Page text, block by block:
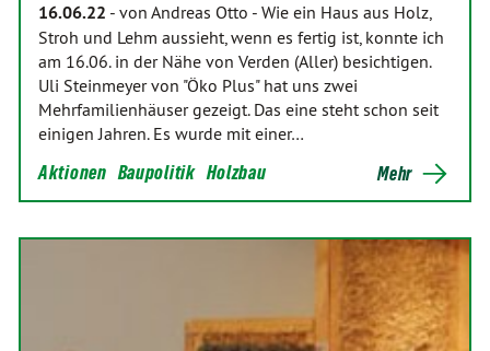
16.06.22 - von Andreas Otto - Wie ein Haus aus Holz,
Stroh und Lehm aussieht, wenn es fertig ist, konnte ich
am 16.06. in der Nähe von Verden (Aller) besichtigen.
Uli Steinmeyer von "Öko Plus" hat uns zwei
Mehrfamilienhäuser gezeigt. Das eine steht schon seit
einigen Jahren. Es wurde mit einer…
Aktionen Baupolitik Holzbau Mehr